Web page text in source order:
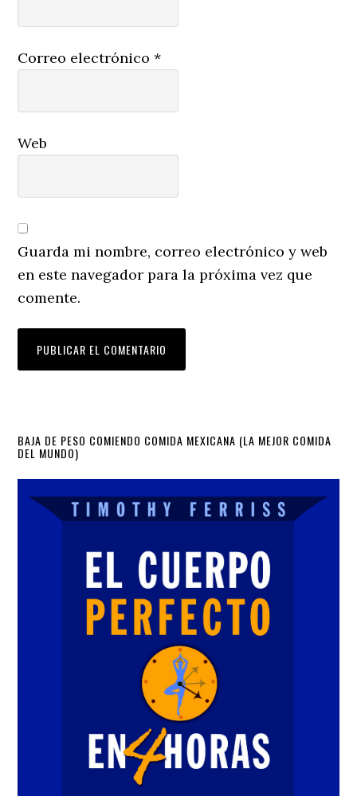
Correo electrónico*
Web
Guarda mi nombre, correo electrónico y web
en este navegador para la próxima vez que
comente.
Primary
Sidebar
BAJA DE PESO COMIENDO COMIDA MEXICANA (LA MEJOR COMIDA
DEL MUNDO)